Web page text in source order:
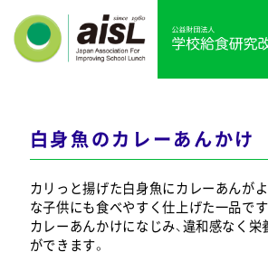
白身魚のカレーあんかけ
カリっと揚げた白身魚にカレーあんが
な子供にも食べやすく仕上げた一品で
カレーあんかけになじみ、違和感なく
ができます。